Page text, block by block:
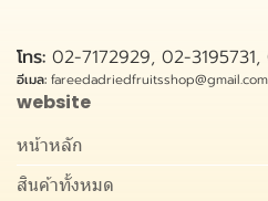
โทร: 02-7172929, 02-
อีเมล: fareedadriedfruitsshop@gmail.com
website
หน้าหลัก
สินค้าทั้งหมด